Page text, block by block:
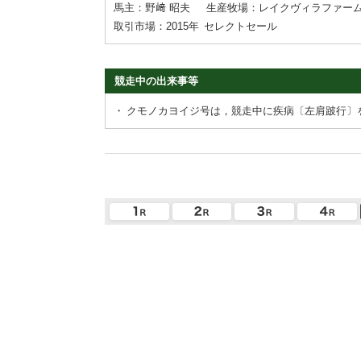
馬主：野﨑 昭夫
生産牧場：レイクヴィラファー
取引市場：2015年 セレクトセール
競走中の出来事等
・ クモノカヨイジ号は，競走中に疾病〔左肩跛行